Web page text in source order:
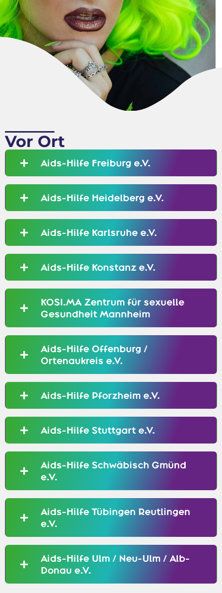
Vor Ort
Aids-Hilfe Freiburg e.V.
Aids-Hilfe Heidelberg e.V.
Aids-Hilfe Karlsruhe e.V.
Aids-Hilfe Konstanz e.V.
KOSI.MA Zentrum für sexuelle
Gesundheit Mannheim
Aids-Hilfe Offenburg /
Ortenaukreis e.V.
Aids-Hilfe Pforzheim e.V.
Aids-Hilfe Stuttgart e.V.
Aids-Hilfe Schwäbisch Gmünd
e.V.
Aids-Hilfe Tübingen Reutlingen
e.V.
Aids-Hilfe Ulm / Neu-Ulm / Alb-
Donau e.V.